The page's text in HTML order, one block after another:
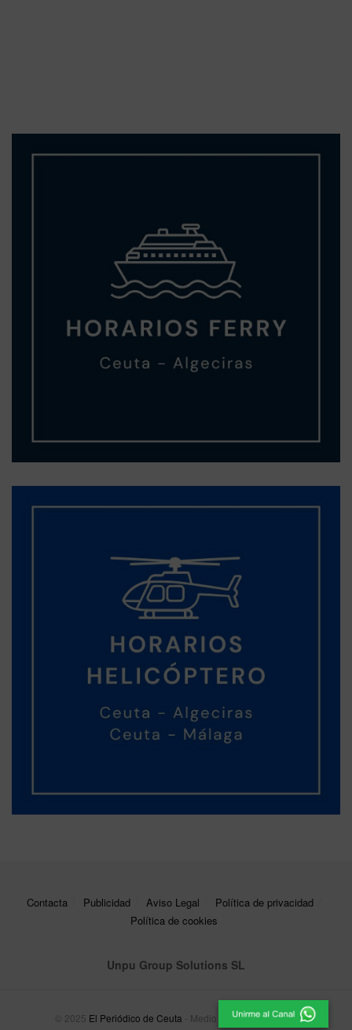
Contacta Publicidad Aviso Legal
Política de privacidad
Política de cookies
Unpu Group Solutions SL
© 2025 El Periódico de Ceuta - Medio de Comunicación